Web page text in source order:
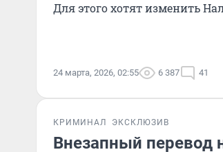
Для этого хотят изменить
24 марта, 2026, 02:55 6 387 41
КРИМИНАЛ ЭКСКЛЮЗИВ
Внезапный перевод